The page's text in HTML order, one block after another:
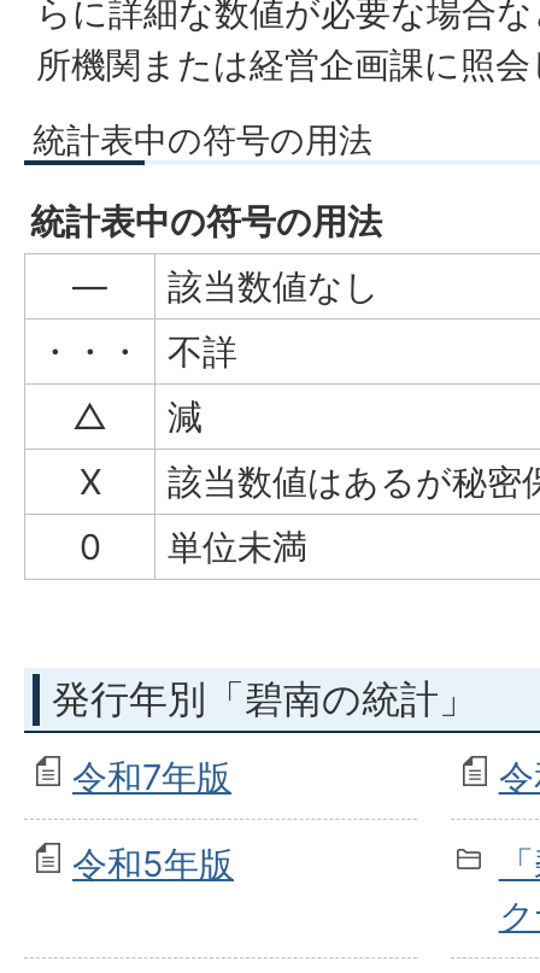
らに詳細な数値が必要な場合
所機関または経営企画課に照
統計表中の符号の用法
統計表中の符号の用法
―
該当数値なし
・・・
不詳
△
減
X
該当数値はあるが秘密
0
単位未満
発行年別「碧南の統計」
令和7年版
令和5年版